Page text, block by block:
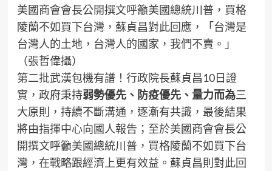
美國商會會長公開撰文呼籲美國總統川普，買格
陵蘭不如買下台灣，蘇貞昌對此回應，「台灣是
台灣人的土地，台灣人的國家，我們不賣。」
（張哲偉攝）
第二批武漢包機有譜！行政院長蘇貞昌10日證
實，政府秉持弱勢優先、防疫優先、量力而為三
大原則，持續不斷溝通，逐漸有共識，最後結果
將由指揮中心向國人報告；至於美國商會會長公
開撰文呼籲美國總統川普，買格陵蘭不如買下台
灣，在戰略跟經濟上更有效益。蘇貞昌則對此回